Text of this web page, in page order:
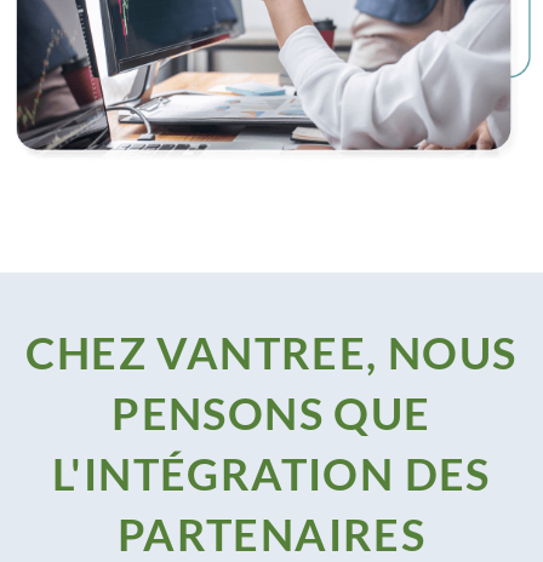
CHEZ VANTREE, NOUS
PENSONS QUE
L'INTÉGRATION DES
PARTENAIRES